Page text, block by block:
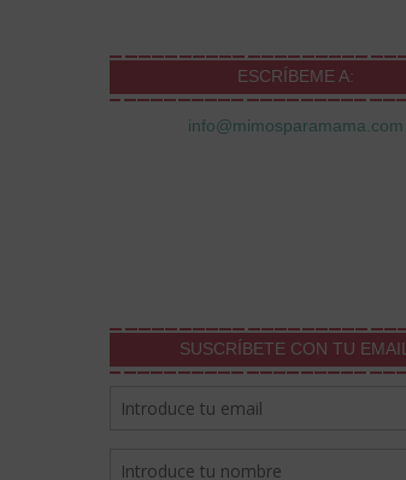
ESCRÍBEME A:
info@mimosparamama.com
SUSCRÍBETE CON TU EMAIL